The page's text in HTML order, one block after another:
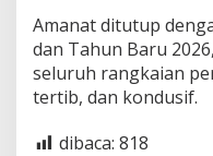
Amanat ditutup
dan Tahun Baru
seluruh rangkaian
tertib, dan kondusif.
dibaca: 818